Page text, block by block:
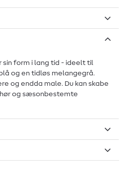
form i lang tid - ideelt til
og en tidløs melangegrå.
og endda male. Du kan skabe
og sæsonbestemte